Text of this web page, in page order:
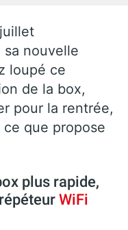
sa nouvelle
loupé ce
de la box,
pour la rentrée,
que propose
plus rapide,
WiFi